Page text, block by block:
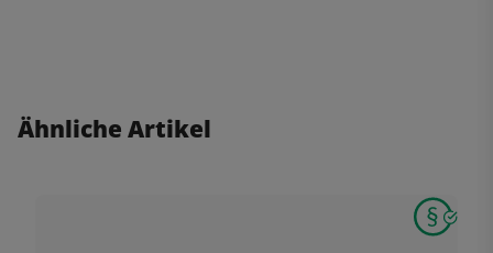
Ähnliche Artikel